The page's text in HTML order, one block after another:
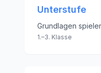
Unterstufe
Grundlagen
1.–3. Klasse